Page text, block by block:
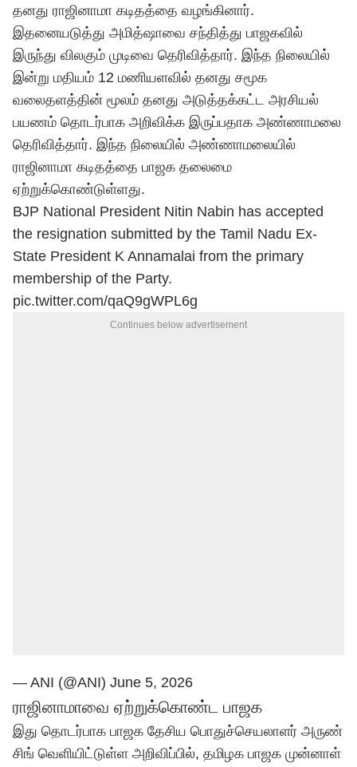
தனது ராஜினாமா கடிதத்தை வழங்கினார்.
இதனையடுத்து அமித்ஷாவை சந்தித்து பாஜகவில்
இருந்து விலகும் முடிவை தெரிவித்தார். இந்த நிலையில்
இன்று மதியம் 12 மணியளவில் தனது சமூக
வலைதளத்தின் மூலம் தனது அடுத்தக்கட்ட அரசியல்
பயணம் தொடர்பாக அறிவிக்க இருப்பதாக அண்ணாமலை
தெரிவித்தார். இந்த நிலையில் அண்ணாமலையில்
ராஜினாமா கடிதத்தை பாஜக தலைமை
ஏற்றுக்கொண்டுள்ளது.
BJP National President Nitin Nabin has accepted
the resignation submitted by the Tamil Nadu Ex-
State President K Annamalai from the primary
membership of the Party.
pic.twitter.com/qaQ9gWPL6g
Continues below advertisement
— ANI (@ANI) June 5, 2026
ராஜினாமாவை ஏற்றுக்கொண்ட பாஜக
இது தொடர்பாக பாஜக தேசிய பொதுச்செயலாளர் அருண்
சிங் வெளியிட்டுள்ள அறிவிப்பில், தமிழக பாஜக முன்னாள்